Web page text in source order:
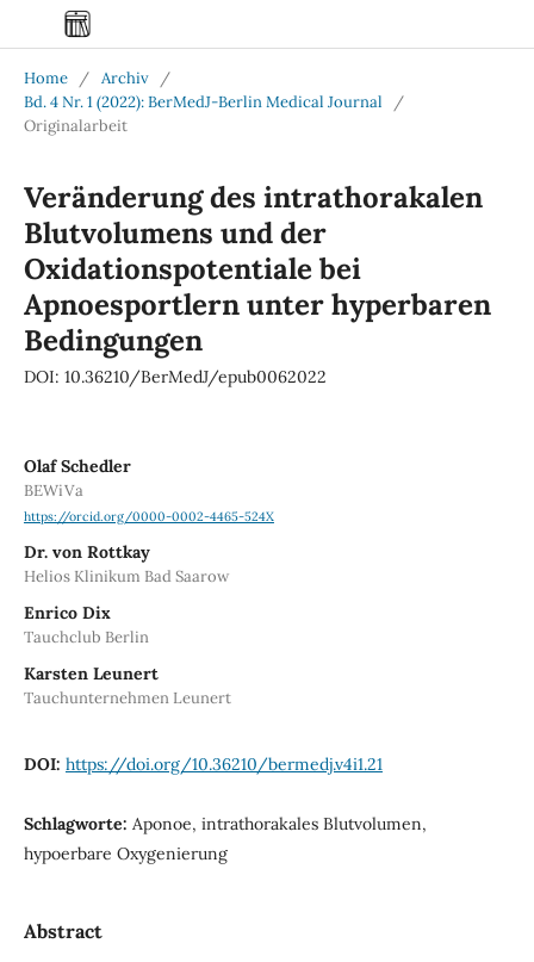
Home / Archiv
/
Bd. 4 Nr. 1 (2022): BerMedJ-Berlin Medical Journal
/
Originalarbeit
Veränderung des intrathorakalen
Blutvolumens und der
Oxidationspotentiale bei
Apnoesportlern unter hyperbaren
Bedingungen
DOI: 10.36210/BerMedJ/epub0062022
Olaf Schedler
BEWiVa
https://orcid.org/0000-0002-4465-524X
Dr. von Rottkay
Helios Klinikum Bad Saarow
Enrico Dix
Tauchclub Berlin
Karsten Leunert
Tauchunternehmen Leunert
DOI: https://doi.org/10.36210/bermedj.v4i1.21
Schlagworte: Aponoe, intrathorakales Blutvolumen,
hypoerbare Oxygenierung
Abstract